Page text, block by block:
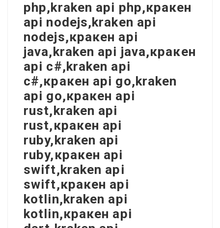
php,kraken api php,кракен
api nodejs,kraken api
nodejs,кракен api
java,kraken api java,кракен
api c#,kraken api
c#,кракен api go,kraken
api go,кракен api
rust,kraken api
rust,кракен api
ruby,kraken api
ruby,кракен api
swift,kraken api
swift,кракен api
kotlin,kraken api
kotlin,кракен api